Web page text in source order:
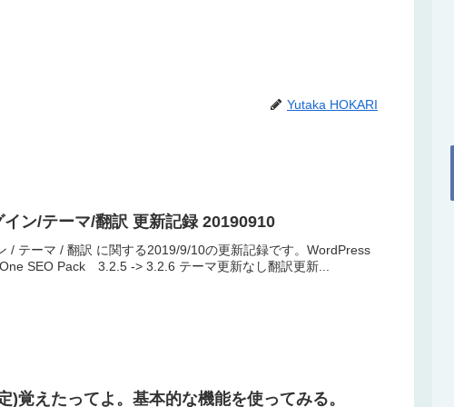
Yutaka HOKARI
ン/テーマ/翻訳 更新記録 20190910
/ テーマ / 翻訳 に関する2019/9/10の更新記録です。WordPress
SEO Pack 3.2.5 -> 3.2.6 テーマ更新なし翻訳更新...
)覚えたってよ。基本的な機能を使ってみる。